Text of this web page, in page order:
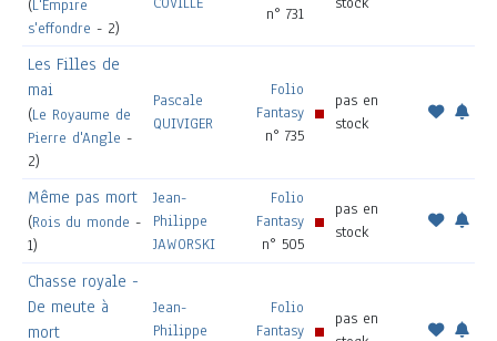
(L'Empire
s'effondre - 2)
n° 731
Les Filles de
mai
(Le Royaume de
Pierre d'Angle -
2)
Pascale
QUIVIGER
Folio
Fantasy
n° 735
pas en
stock
Même pas mort
(Rois du monde -
1)
Jean-
Philippe
JAWORSKI
Folio
Fantasy
n° 505
pas en
stock
Chasse royale -
De meute à
mort
Jean-
Philippe
Folio
Fantasy
pas en